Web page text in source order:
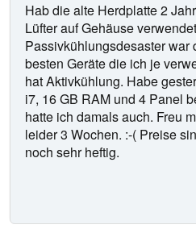
Hab die alte Herdplatte 2
Lüfter auf Gehäuse
Passivkühlungsdesaster war
besten Geräte die ich je
hat Aktivkühlung. Habe
i7, 16 GB RAM und 4 Panel
hatte ich damals auch. Freu
leider 3 Wochen. :-( Preise
noch sehr heftig.